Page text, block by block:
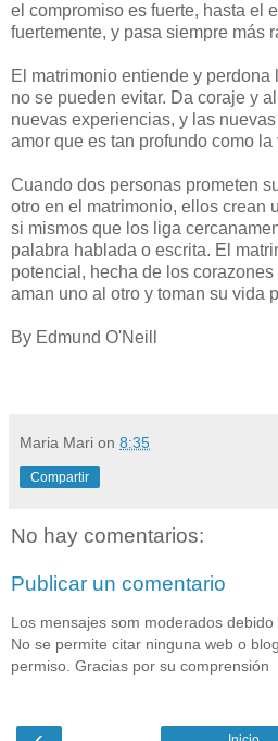
el compromiso es fuerte, hasta el
fuertemente, y pasa siempre más
El matrimonio entiende y
no se pueden evitar. Da coraje y
nuevas experiencias, y las
amor que es tan profundo como la
Cuando dos personas prometen
otro en el matrimonio, ellos crean
si mismos que los liga
palabra hablada o escrita. El
potencial, hecha de los
aman uno al otro y toman su vida
By Edmund O'Neill
Maria Mari on 8:35
Compartir
No hay comentarios:
Publicar un comentario
Los mensajes som moderados debido
No se permite citar ninguna web o
permiso. Gracias por su comprensión